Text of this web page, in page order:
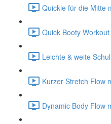
Quickie für die Mitte
Quick Booty
Leichte & weite
Kurzer Stretch Flow
Dynamic Body Flow